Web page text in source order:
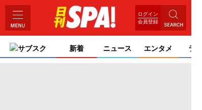
ログイン
会員登録
サブスク 新着 ニュース エンタメ ライ